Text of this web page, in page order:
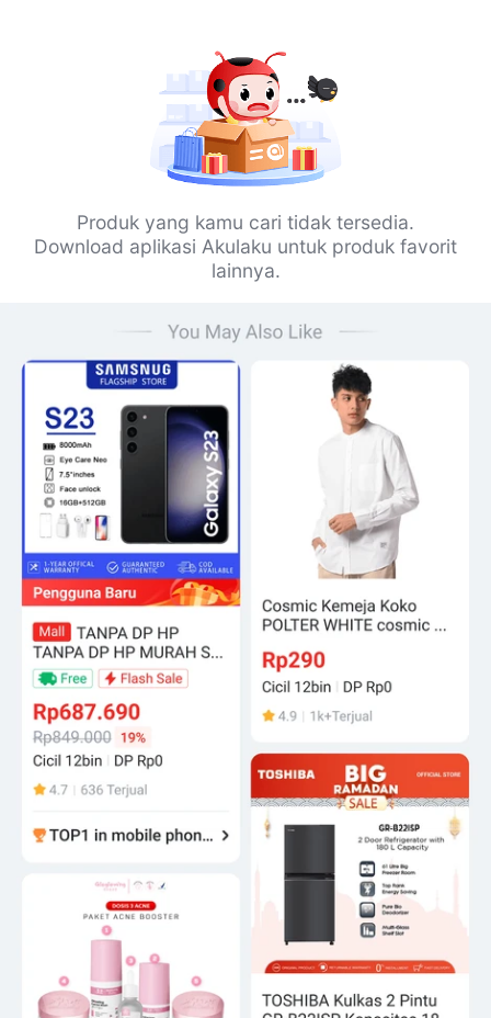
Produk yang kamu cari tidak tersedia.
Download aplikasi Akulaku untuk produk favorit
lainnya.